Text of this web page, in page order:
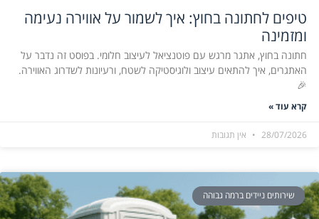
טיפים לחתונה בחוץ: איך לשמור על אווירה נעימה
ומזמינה
חתונה בחוץ, אתגר מרגש עם פוטנציאל לעיצוב חלומי. בפוסט זה נדבר על
האתגרים, איך להתאים עיצוב ולוגיסטיקה לשטח, ורעיונות לשדרוג האווירה.
🎉
קרא עוד »
28/07/2026 אין תגובות
שירותים ניידים ברמה גבוהה